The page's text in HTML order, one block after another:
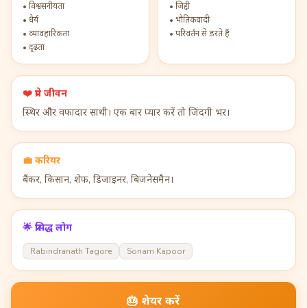
• विश्वसनीयता
• धैर्य
• व्यावहारिकता
• दृढ़ता
• जिद्दी
• भौतिकवादी
• परिवर्तन से डरते हैं
❤️ प्रेम जीवन
स्थिर और वफादार साथी। एक बार प्यार करें तो जिंदगी भर।
💼 करियर
बैंकर, किसान, शेफ, डिजाइनर, बिजनेसमैन।
🌟 प्रसिद्ध लोग
Rabindranath Tagore Sonam Kapoor
🎂 शेयर करें